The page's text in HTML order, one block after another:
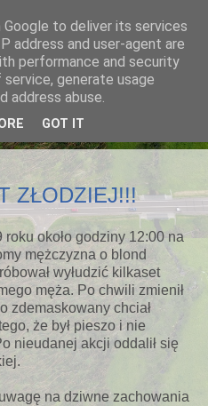
ZŁODZIEJ!!!
około godziny 12:00 na
mężczyzna o blond
wyłudzić kilkaset
męża. Po chwili zmienił
zdemaskowany chciał
że był pieszo i nie
nieudanej akcji oddalił się
na dziwne zachowania
to deliver its services
address and user-agent are
performance and security
generate usage
address abuse.
GOT IT